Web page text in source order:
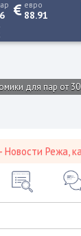
евро
88.91
для пар от
Режа,